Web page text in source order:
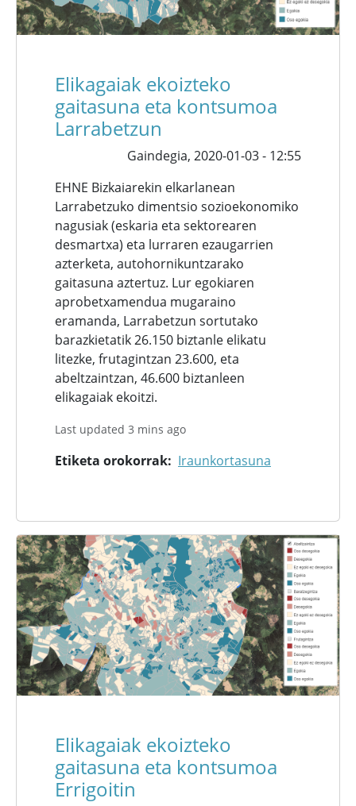
Elikagaiak ekoizteko
gaitasuna eta kontsumoa
Larrabetzun
Gaindegia, 2020-01-03 - 12:55
EHNE Bizkaiarekin elkarlanean
Larrabetzuko dimentsio sozioekonomiko
nagusiak (eskaria eta sektorearen
desmartxa) eta lurraren ezaugarrien
azterketa, autohornikuntzarako
gaitasuna aztertuz. Lur egokiaren
aprobetxamendua mugaraino
eramanda, Larrabetzun sortutako
barazkietatik 26.150 biztanle elikatu
litezke, frutagintzan 23.600, eta
abeltzaintzan, 46.600 biztanleen
elikagaiak ekoitzi.
Last updated 3 mins ago
Etiketa orokorrak Iraunkortasuna
Elikagaiak ekoizteko
gaitasuna eta kontsumoa
Errigoitin